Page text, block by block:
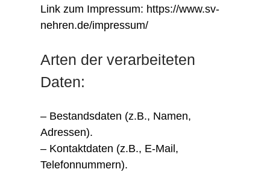
Link zum Impressum: https://www.sv-
nehren.de/impressum/
Arten der verarbeiteten
Daten:
– Bestandsdaten (z.B., Namen,
Adressen).
– Kontaktdaten (z.B., E-Mail,
Telefonnummern).